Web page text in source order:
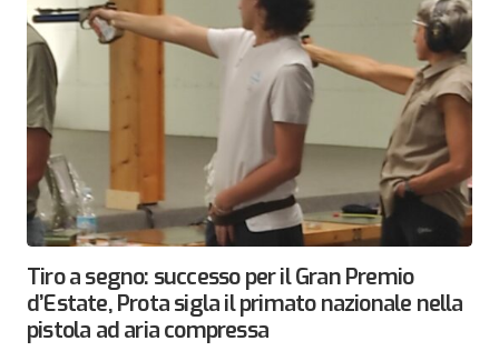
Tiro a segno: successo per il Gran Premio
d’Estate, Prota sigla il primato nazionale nella
pistola ad aria compressa